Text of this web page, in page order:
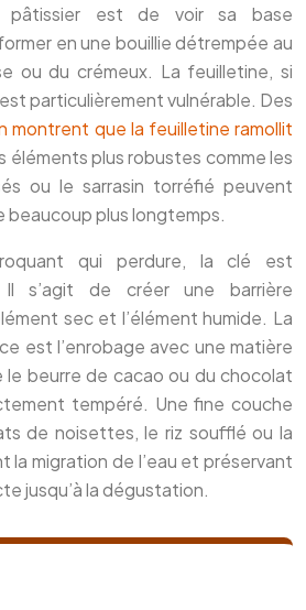
pâtissier est de voir sa base
en une bouillie détrempée au
ou du crémeux. La feuilletine, si
particulièrement vulnérable. Des
montrent que la feuilletine ramollit
éléments plus robustes comme les
ou le sarrasin torréfié peuvent
beaucoup plus longtemps.
qui perdure, la clé est
s’agit de créer une barrière
sec et l’élément humide. La
est l’enrobage avec une matière
le beurre de cacao ou du chocolat
tempéré. Une fine couche
de noisettes, le riz soufflé ou la
la migration de l’eau et préservant
jusqu’à la dégustation.